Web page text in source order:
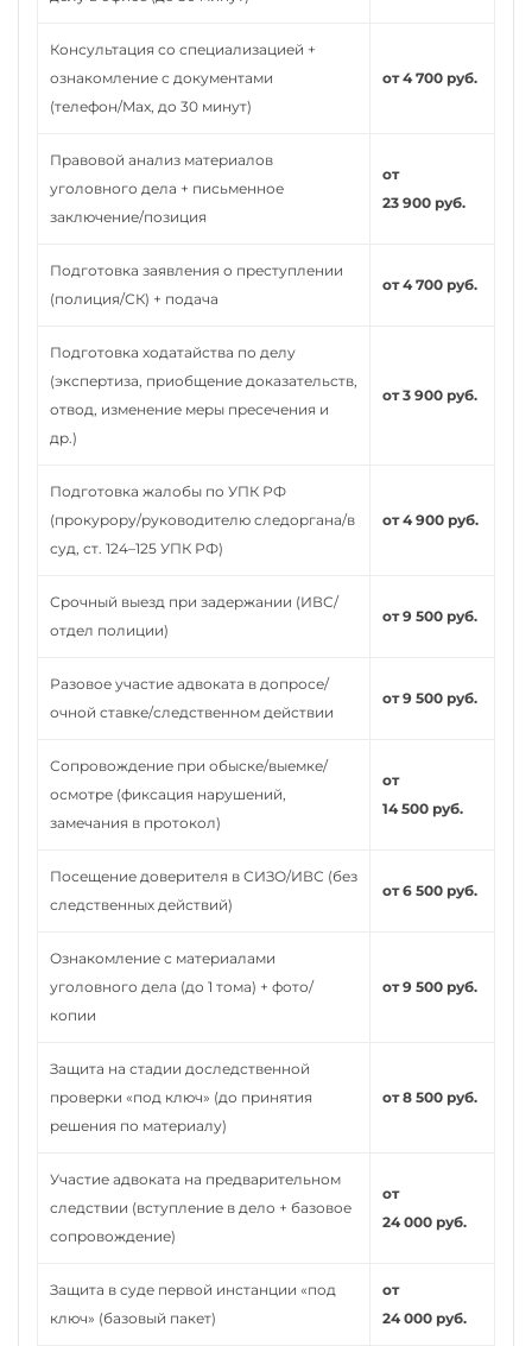
Консультация со специализацией +
ознакомление с документами
(телефон/Max, до 30 минут)
от 4 700 руб.
Правовой анализ материалов
уголовного дела + письменное
заключение/позиция
от
23 900 руб.
Подготовка заявления о преступлении
(полиция/СК) + подача
от 4 700 руб.
Подготовка ходатайства по делу
(экспертиза, приобщение доказательств,
отвод, изменение меры пресечения и
др.)
от 3 900 руб.
Подготовка жалобы по УПК РФ
(прокурору/руководителю следоргана/в
суд, ст. 124–125 УПК РФ)
от 4 900 руб.
Срочный выезд при задержании (ИВС/
отдел полиции)
от 9 500 руб.
Разовое участие адвоката в допросе/
очной ставке/следственном действии
от 9 500 руб.
Сопровождение при обыске/выемке/
осмотре (фиксация нарушений,
замечания в протокол)
от
14 500 руб.
Посещение доверителя в СИЗО/ИВС (без
следственных действий)
от 6 500 руб.
Ознакомление с материалами
уголовного дела (до 1 тома) + фото/
копии
от 9 500 руб.
Защита на стадии доследственной
проверки «под ключ» (до принятия
решения по материалу)
от 8 500 руб.
Участие адвоката на предварительном
следствии (вступление в дело + базовое
сопровождение)
от
24 000 руб.
Защита в суде первой инстанции «под
ключ» (базовый пакет)
от
24 000 руб.